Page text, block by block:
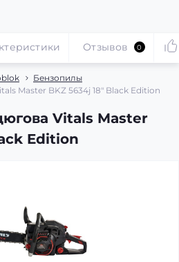
Бензопилы
Master BKZ 5634j 18" Black Edition
Vitals Master
Edition
Отзывов 0